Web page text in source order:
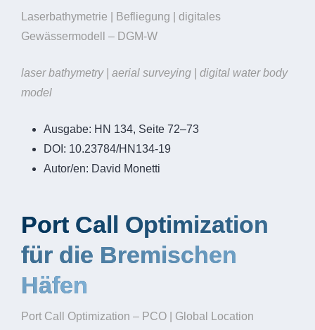
Laserbathymetrie | Befliegung | digitales
Gewässermodell – DGM-W
laser bathymetry | aerial surveying | digital water body
model
Ausgabe: HN 134, Seite 72–73
DOI: 10.23784/HN134-19
Autor/en: David Monetti
Port Call Optimization
für die Bremischen
Häfen
Port Call Optimization – PCO | Global Location